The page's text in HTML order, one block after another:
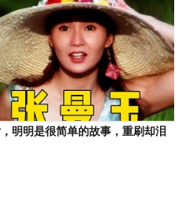
明明是很简单的故事，重刷却泪